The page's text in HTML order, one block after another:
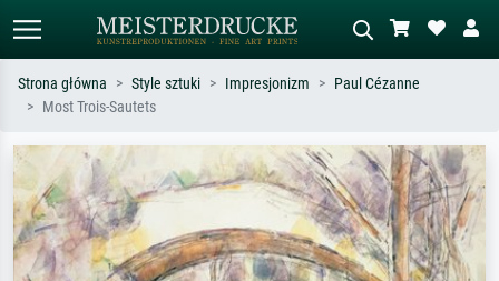
Szukaj wg artysty, tytułu lub stylu – np.
Monet, Gwiaździsta noc,
impresjonizm, fala Hokusaia, akt.
Opisz scenę – np. zielona łąka,
abstrakcja z czerwienią, ciemny olej,
stojący akt obok drzewa.
Strona główna Style sztuki Impresjonizm
Paul Cézanne
Most Trois-Sautets